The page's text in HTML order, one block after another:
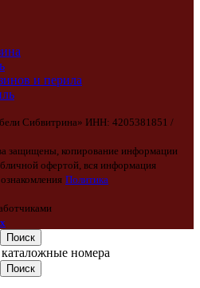
и перила
Сибвитрина» ИНН: 4205381851 /
защищены, копирование информации
офертой, вся информация
Политика
Поиск
номера
Поиск